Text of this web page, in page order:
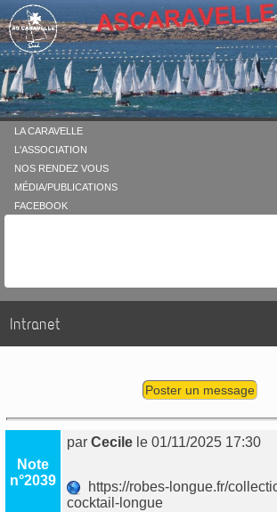
LA CARAVELLE
L'ASSOCIATION
NOS RENDEZ VOUS
MÉDIA/PUBLICATIONS
FACEBOOK
Intranet
Poster un message
Note
n°2039
parCecile le 01/11/2025 17:30
https://robes-longue.fr/
cocktail-longue